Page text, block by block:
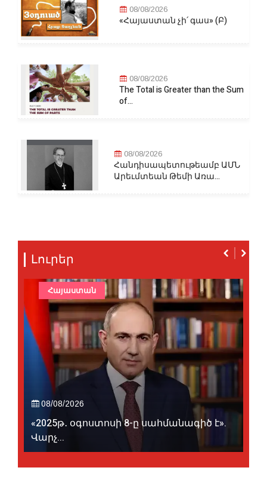
08/08/2026
«Հայաստան չի՛ գաս» (Բ)
08/08/2026
The Total is Greater than the Sum
of...
08/08/2026
Հանդիսապետութեամբ ԱՄՆ
Արեւմտեան Թեմի Առա...
Լուրեր
08/08/2026
«2025թ․ օգոստոսի 8-ը սահմանագիծ է».
Վարչ...
Հայաստան